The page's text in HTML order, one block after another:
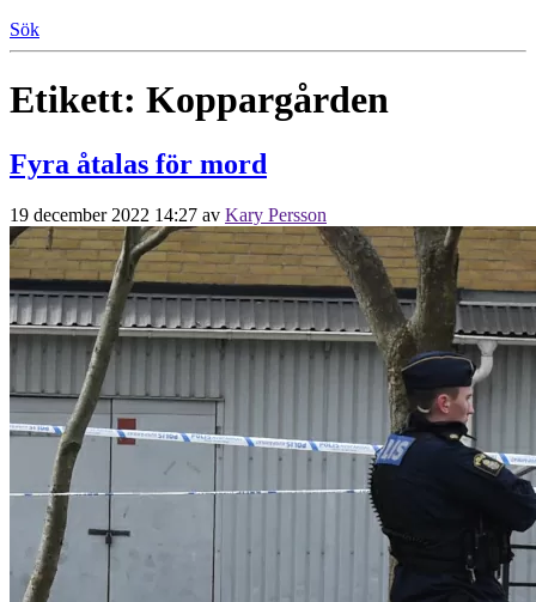
Sök
Etikett: Koppargården
Fyra åtalas för mord
19 december 2022 14:27 av Kary Persson